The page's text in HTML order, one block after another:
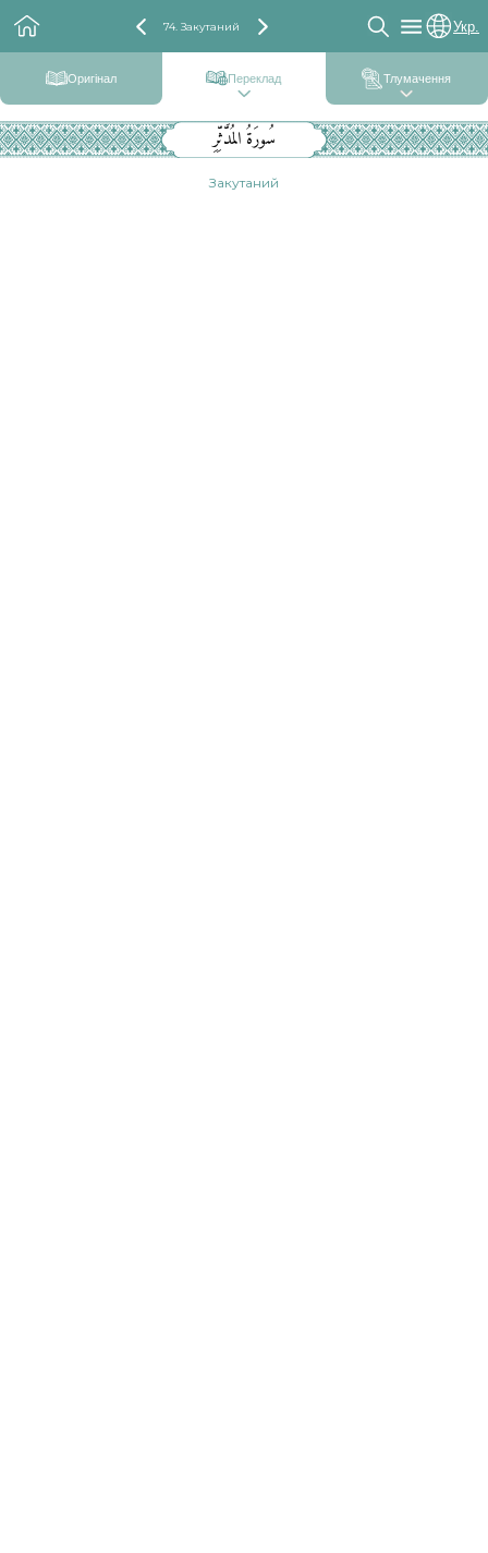
74. Закутаний Укр.
Оригінал Переклад Тлумачення
سُورَةُ المُدَّثِّرِ
Закутаний